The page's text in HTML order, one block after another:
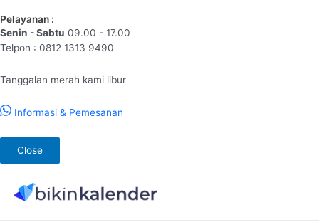
Pelayanan :
Senin - Sabtu 09.00 - 17.00
Telpon : 0812 1313 9490
Tanggalan merah kami libur
Informasi & Pemesanan
Close
konten